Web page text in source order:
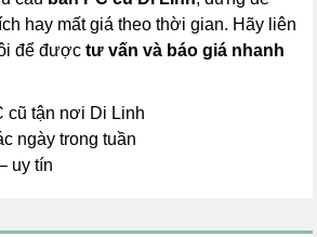
hay mất giá theo thời gian. Hãy liên
để đượctư vấn và báo giá nhanh
cũ tận nơi Di Linh
ngày trong tuần
uy tín